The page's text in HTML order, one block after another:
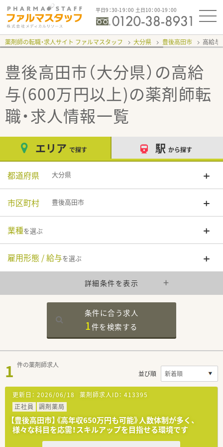
平日9：30-19：00 土日10：00-19：00
薬剤師の転職・求人サイト ファルマスタッフ 大分県 豊後高田市 高給与
豊後高田市（大分県）の高給
与(600万円以上)の薬剤師転
職・求人情報一覧
エリア で探す 駅 から探す
都道府県 大分県
市区町村 豊後高田市
業種を選ぶ
雇用形態 / 給与を選ぶ
詳細条件を表示
条件に合う求人
1件を検索する
1 件の薬剤師求人
並び順
更新日： 2026/06/18 薬剤師求人ID： 413395
正社員
調剤薬局
【豊後高田市】《高年収650万円も可能》人数体制が多く、
様々な科目を応需！スキルアップを目指せる環境です